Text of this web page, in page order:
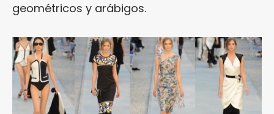
geométricos y arábigos.